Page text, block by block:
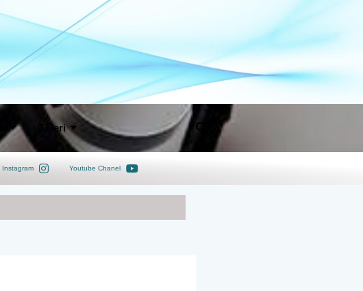
Galeri
Instagram Youtube Chanel